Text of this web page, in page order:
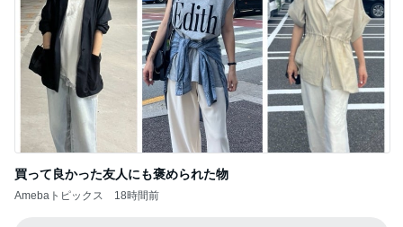
買って良かった友人にも褒められた物
Amebaトピックス 18時間前